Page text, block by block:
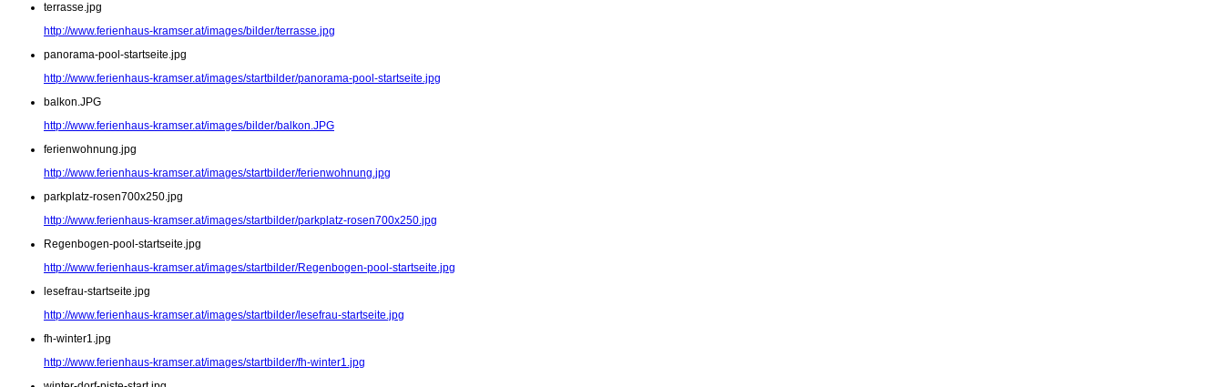
terrasse.jpg
http://www.ferienhaus-kramser.at/images/bilder/terrasse.jpg
panorama-pool-startseite.jpg
http://www.ferienhaus-kramser.at/images/startbilder/panorama-pool-startseite.jpg
balkon.JPG
http://www.ferienhaus-kramser.at/images/bilder/balkon.JPG
ferienwohnung.jpg
http://www.ferienhaus-kramser.at/images/startbilder/ferienwohnung.jpg
parkplatz-rosen700x250.jpg
http://www.ferienhaus-kramser.at/images/startbilder/parkplatz-rosen700x250.jpg
Regenbogen-pool-startseite.jpg
http://www.ferienhaus-kramser.at/images/startbilder/Regenbogen-pool-startseite.jpg
lesefrau-startseite.jpg
http://www.ferienhaus-kramser.at/images/startbilder/lesefrau-startseite.jpg
fh-winter1.jpg
http://www.ferienhaus-kramser.at/images/startbilder/fh-winter1.jpg